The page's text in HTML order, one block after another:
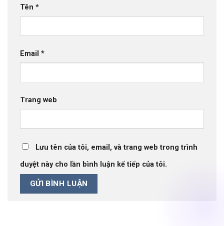
Tên *
Email *
Trang web
Lưu tên của tôi, email, và trang web trong trình
duyệt này cho lần bình luận kế tiếp của tôi.